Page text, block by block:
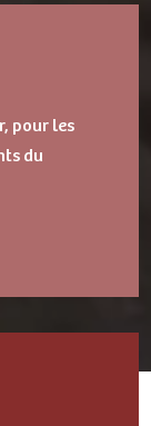
pour les
du